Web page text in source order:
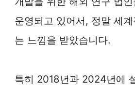
운영되고 있어서, 정말 세
는 느낌을 받았습니다.
특히 2018년과 2024년에